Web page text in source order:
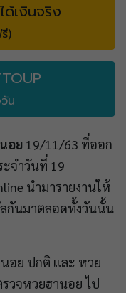
ด้เงินจริง
)
น
อย 19/11/63 ที่ออก
จำวันที่ 19
นำมารายงานให้
กันมาตลอดทั้งวันนั้น
อย ปกติ และ หวย
วจหวยฮานอย ไป